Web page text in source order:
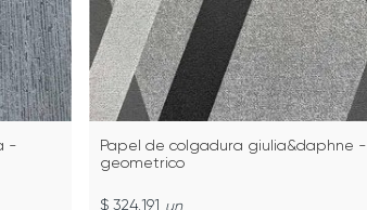
-
Papel de colgadura giulia&daphne -
geometrico
$ 324.191 un